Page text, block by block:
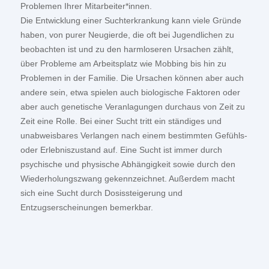
Problemen Ihrer Mitarbeiter*innen.
Die Entwicklung einer Suchterkrankung kann viele Gründe
haben, von purer Neugierde, die oft bei Jugendlichen zu
beobachten ist und zu den harmloseren Ursachen zählt,
über Probleme am Arbeitsplatz wie Mobbing bis hin zu
Problemen in der Familie. Die Ursachen können aber auch
andere sein, etwa spielen auch biologische Faktoren oder
aber auch genetische Veranlagungen durchaus von Zeit zu
Zeit eine Rolle. Bei einer Sucht tritt ein ständiges und
unabweisbares Verlangen nach einem bestimmten Gefühls-
oder Erlebniszustand auf. Eine Sucht ist immer durch
psychische und physische Abhängigkeit sowie durch den
Wiederholungszwang gekennzeichnet. Außerdem macht
sich eine Sucht durch Dosissteigerung und
Entzugserscheinungen bemerkbar.